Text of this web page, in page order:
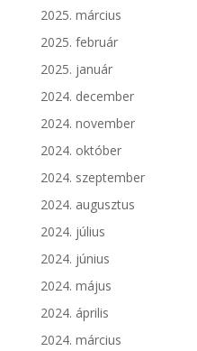
2025. március
2025. február
2025. január
2024. december
2024. november
2024. október
2024. szeptember
2024. augusztus
2024. július
2024. június
2024. május
2024. április
2024. március